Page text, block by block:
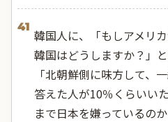
41
韓国人に、「もしアメリ
韓国はどうしますか？」
「北朝鮮側に味方して、
答えた人が10％くらいい
まで日本を嫌っているの